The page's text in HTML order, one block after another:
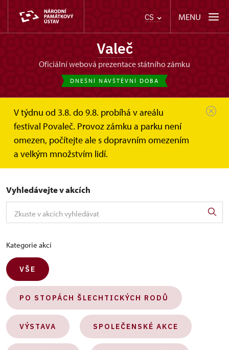
CS MENU
Valeč
oficiální webová prezentace státního zámku
DNEŠNÍ NÁVŠTĚVNÍ DOBA
V týdnu od 3.8. do 9.8. probíhá v areálu
festival Povaleč. Provoz zámku a parku není
omezen, počítejte ale s dopravním omezením
a velkým množstvím lidí.
Valeč Akce
Akce
Vyhledávejte v akcích
Kategorie akcí
VŠE
PO STOPÁCH ŠLECHTICKÝCH RODŮ
VÝSTAVA SPOLEČENSKÉ AKCE